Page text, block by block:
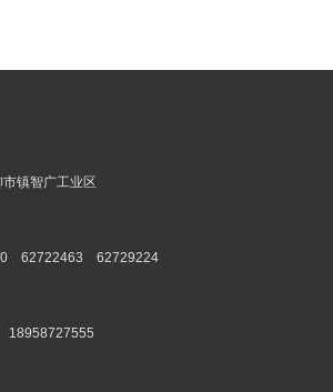
镇智广工业区
62722463 62729224
18958727555